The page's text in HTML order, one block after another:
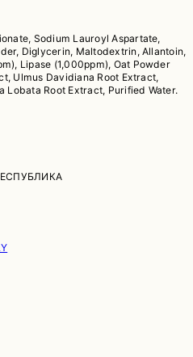
Sodium Lauroyl Aspartate,
Diglycerin, Maltodextrin, Allantoin,
Lipase (1,000ppm), Oat Powder
Ulmus Davidiana Root Extract,
Lobata Root Extract, Purified Water.